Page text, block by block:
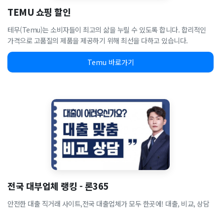
TEMU 쇼핑 할인
테무(Temu)는 소비자들이 최고의 삶을 누릴 수 있도록 합니다. 합리적인
가격으로 고품질의 제품을 제공하기 위해 최선을 다하고 있습니다.
Temu 바로가기
전국 대부업체 랭킹 - 론365
안전한 대출 직거래 사이트,전국 대출업체가 모두 한곳에! 대출, 비교, 상담